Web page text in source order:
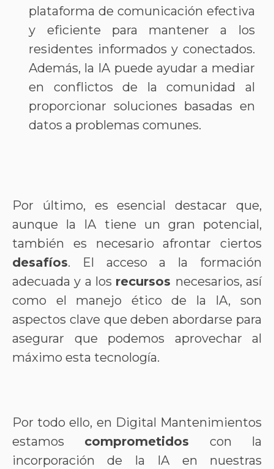
plataforma de comunicación efectiva
y eficiente para mantener a los
residentes informados y conectados.
Además, la IA puede ayudar a mediar
en conflictos de la comunidad al
proporcionar soluciones basadas en
datos a problemas comunes.
Por último, es esencial destacar que,
aunque la IA tiene un gran potencial,
también es necesario afrontar ciertos
desafíos. El acceso a la formación
adecuada y a los recursos necesarios, así
como el manejo ético de la IA, son
aspectos clave que deben abordarse para
asegurar que podemos aprovechar al
máximo esta tecnología.
Por todo ello, en Digital Mantenimientos
estamos comprometidos con la
incorporación de la IA en nuestras